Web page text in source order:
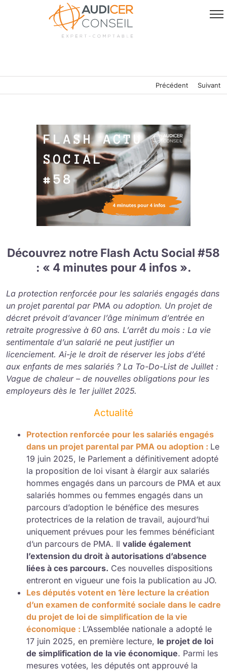
Précédent Suivant
Découvrez notre Flash Actu Social #58
: « 4 minutes pour 4 infos ».
La protection renforcée pour les salariés engagés dans
un projet parental par PMA ou adoption. Un projet de
décret prévoit d’avancer l’âge minimum d’entrée en
retraite progressive à 60 ans. L’arrêt du mois : La vie
sentimentale d’un salarié ne peut justifier un
licenciement. Ai-je le droit de réserver les jobs d’été
aux enfants de mes salariés ? La To-Do-List de Juillet :
Vague de chaleur – de nouvelles obligations pour les
employeurs dès le 1er juillet 2025.
Actualité
Protection renforcée pour les salariés engagés
dans un projet parental par PMA ou adoption : Le
19 juin 2025, le Parlement a définitivement adopté
la proposition de loi visant à élargir aux salariés
hommes engagés dans un parcours de PMA et aux
salariés hommes ou femmes engagés dans un
parcours d’adoption le bénéfice des mesures
protectrices de la relation de travail, aujourd’hui
uniquement prévues pour les femmes bénéficiant
d’un parcours de PMA. Il valide également
l’extension du droit à autorisations d’absence
liées à ces parcours. Ces nouvelles dispositions
entreront en vigueur une fois la publication au JO.
Les députés votent en 1ère lecture la création
d’un examen de conformité sociale dans le cadre
du projet de loi de simplification de la vie
économique : L’Assemblée nationale a adopté le
17 juin 2025, en première lecture, le projet de loi
de simplification de la vie économique. Parmi les
mesures votées, les députés ont approuvé la